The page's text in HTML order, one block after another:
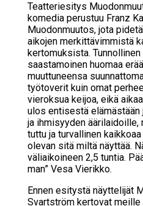
Teat­te­rie­si­tys
komedia perustuu Franz
Muodonmuutos, jota
aikojen merkittävimmistä
kertomuksista.
saastamoinen huomaa
muuttuneensa
työtoverit kuin omat
vieroksua keijoa, eikä
ulos entisestä elämästään
ja ihmisyyden äärilaidoille,
tuttu ja turvallinen
olevan sitä miltä näyttää.
väliaikoineen 2,5 tuntia.
man” Vesa Vierikko.
Ennen esitystä näyttelijät
Svartström kertovat meille